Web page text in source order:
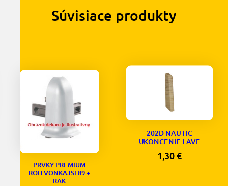
Súvisiace produkty
PRVKY PREMIUM
ROH VONKAJSI 89 +
RAK
202D NAUTIC
UKONCENIE LAVE
1,30€